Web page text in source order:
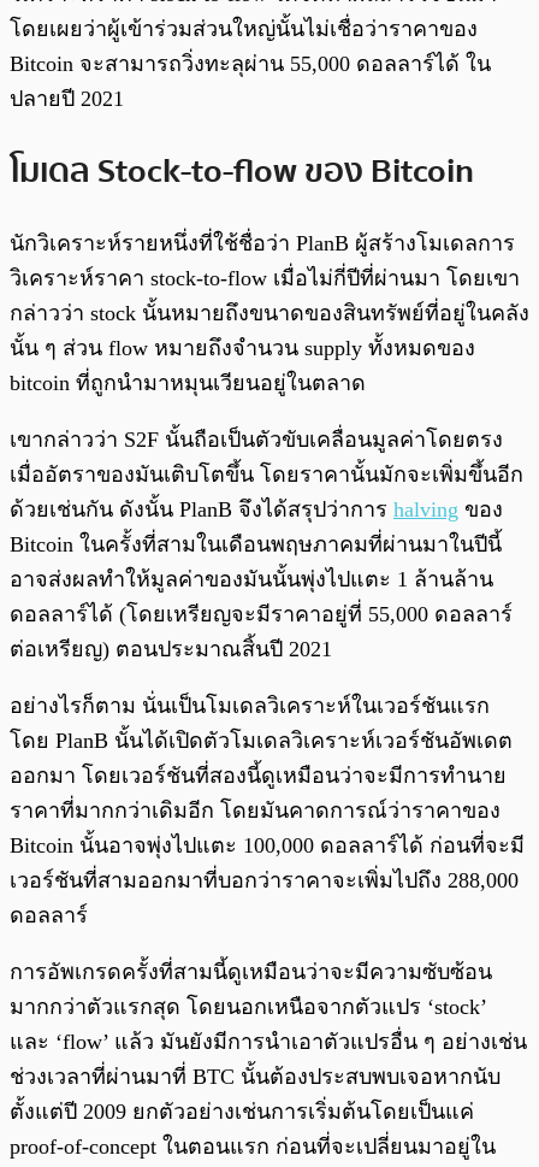
โดยเผยว่าผู้เข้าร่วมส่วนใหญ่นั้นไม่เชื่อว่าราคาของ
Bitcoin จะสามารถวิ่งทะลุผ่าน 55,000 ดอลลาร์ได้ ใน
ปลายปี 2021
โมเดล Stock-to-flow ของ Bitcoin
นักวิเคราะห์รายหนึ่งที่ใช้ชื่อว่า PlanB ผู้สร้างโมเดลการ
วิเคราะห์ราคา stock-to-flow เมื่อไม่กี่ปีที่ผ่านมา โดยเขา
กล่าวว่า stock นั้นหมายถึงขนาดของสินทรัพย์ที่อยู่ในคลัง
นั้น ๆ ส่วน flow หมายถึงจำนวน supply ทั้งหมดของ
bitcoin ที่ถูกนำมาหมุนเวียนอยู่ในตลาด
เขากล่าวว่า S2F นั้นถือเป็นตัวขับเคลื่อนมูลค่าโดยตรง
เมื่ออัตราของมันเติบโตขึ้น โดยราคานั้นมักจะเพิ่มขึ้นอีก
ด้วยเช่นกัน ดังนั้น PlanB จึงได้สรุปว่าการ halving ของ
Bitcoin ในครั้งที่สามในเดือนพฤษภาคมที่ผ่านมาในปีนี้
อาจส่งผลทำให้มูลค่าของมันนั้นพุ่งไปแตะ 1 ล้านล้าน
ดอลลาร์ได้ (โดยเหรียญจะมีราคาอยู่ที่ 55,000 ดอลลาร์
ต่อเหรียญ) ตอนประมาณสิ้นปี 2021
อย่างไรก็ตาม นั่นเป็นโมเดลวิเคราะห์ในเวอร์ชันแรก
โดย PlanB นั้นได้เปิดตัวโมเดลวิเคราะห์เวอร์ชันอัพเดต
ออกมา โดยเวอร์ชันที่สองนี้ดูเหมือนว่าจะมีการทำนาย
ราคาที่มากกว่าเดิมอีก โดยมันคาดการณ์ว่าราคาของ
Bitcoin นั้นอาจพุ่งไปแตะ 100,000 ดอลลาร์ได้ ก่อนที่จะมี
เวอร์ชันที่สามออกมาที่บอกว่าราคาจะเพิ่มไปถึง 288,000
ดอลลาร์
การอัพเกรดครั้งที่สามนี้ดูเหมือนว่าจะมีความซับซ้อน
มากกว่าตัวแรกสุด โดยนอกเหนือจากตัวแปร ‘stock’
และ ‘flow’ แล้ว มันยังมีการนำเอาตัวแปรอื่น ๆ อย่างเช่น
ช่วงเวลาที่ผ่านมาที่ BTC นั้นต้องประสบพบเจอหากนับ
ตั้งแต่ปี 2009 ยกตัวอย่างเช่นการเริ่มต้นโดยเป็นแค่
proof-of-concept ในตอนแรก ก่อนที่จะเปลี่ยนมาอยู่ใน